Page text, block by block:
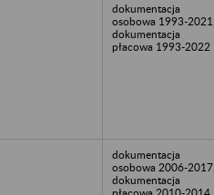
dokumentacja
osobowa 1993-2021,
dokumentacja
płacowa 1993-2022
dokumentacja
osobowa 2006-2017,
dokumentacja